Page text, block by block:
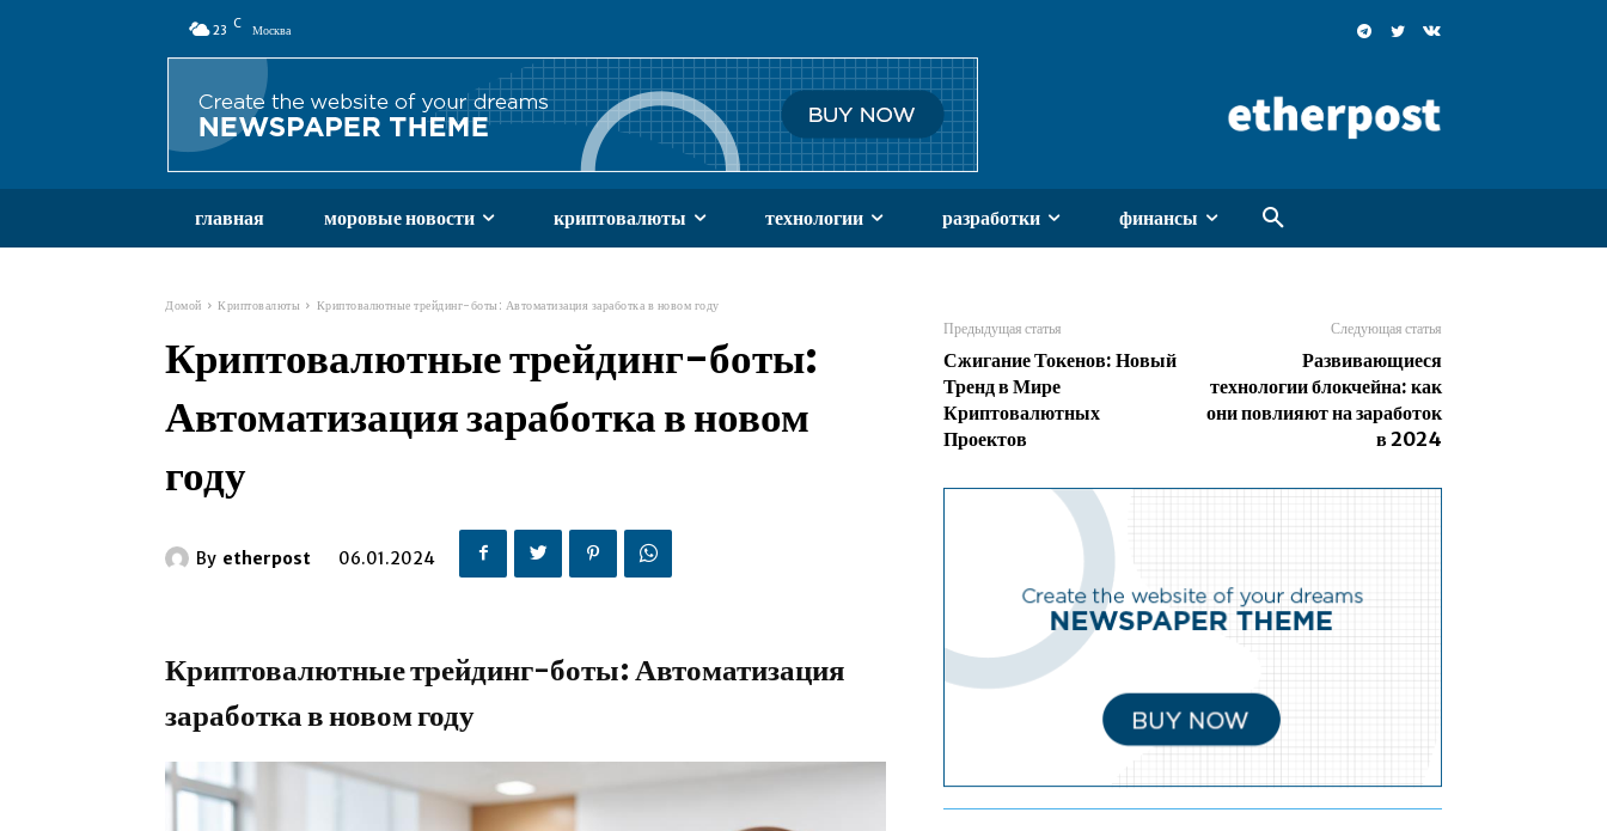
23 C Москва
главная моровые новости криптовалюты технологии разработки финансы
Домой Криптовалюты Криптовалютные трейдинг-боты: Автоматизация заработка в новом году
Криптовалютные трейдинг-боты:
Автоматизация заработка в новом
году
By etherpost 06.01.2024
Криптовалютные трейдинг-боты: Автоматизация
заработка в новом году
Предыдущая статья
Сжигание Токенов: Новый
Тренд в Мире
Криптовалютных
Проектов
Следующая статья
Развивающиеся
технологии блокчейна: как
они повлияют на заработок
в 2024